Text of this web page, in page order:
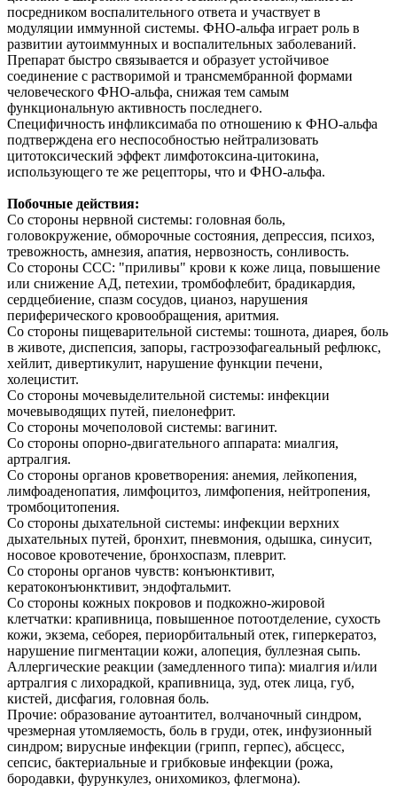
посредником воспалительного ответа и участвует в
модуляции иммунной системы. ФНО-альфа играет роль в
развитии аутоиммунных и воспалительных заболеваний.
Препарат быстро связывается и образует устойчивое
соединение с растворимой и трансмембранной формами
человеческого ФНО-альфа, снижая тем самым
функциональную активность последнего.
Специфичность инфликсимаба по отношению к ФНО-альфа
подтверждена его неспособностью нейтрализовать
цитотоксический эффект лимфотоксина-цитокина,
использующего те же рецепторы, что и ФНО-альфа.
Побочные действия:
Со стороны нервной системы: головная боль,
головокружение, обморочные состояния, депрессия, психоз,
тревожность, амнезия, апатия, нервозность, сонливость.
Со стороны ССС: "приливы" крови к коже лица, повышение
или снижение АД, петехии, тромбофлебит, брадикардия,
сердцебиение, спазм сосудов, цианоз, нарушения
периферического кровообращения, аритмия.
Со стороны пищеварительной системы: тошнота, диарея, боль
в животе, диспепсия, запоры, гастроэзофагеальный рефлюкс,
хейлит, дивертикулит, нарушение функции печени,
холецистит.
Со стороны мочевыделительной системы: инфекции
мочевыводящих путей, пиелонефрит.
Со стороны мочеполовой системы: вагинит.
Со стороны опорно-двигательного аппарата: миалгия,
артралгия.
Со стороны органов кроветворения: анемия, лейкопения,
лимфоаденопатия, лимфоцитоз, лимфопения, нейтропения,
тромбоцитопения.
Со стороны дыхательной системы: инфекции верхних
дыхательных путей, бронхит, пневмония, одышка, синусит,
носовое кровотечение, бронхоспазм, плеврит.
Со стороны органов чувств: конъюнктивит,
кератоконъюнктивит, эндофтальмит.
Со стороны кожных покровов и подкожно-жировой
клетчатки: крапивница, повышенное потоотделение, сухость
кожи, экзема, себорея, периорбитальный отек, гиперкератоз,
нарушение пигментации кожи, алопеция, буллезная сыпь.
Аллергические реакции (замедленного типа): миалгия и/или
артралгия с лихорадкой, крапивница, зуд, отек лица, губ,
кистей, дисфагия, головная боль.
Прочие: образование аутоантител, волчаночный синдром,
чрезмерная утомляемость, боль в груди, отек, инфузионный
синдром; вирусные инфекции (грипп, герпес), абсцесс,
сепсис, бактериальные и грибковые инфекции (рожа,
бородавки, фурункулез, онихомикоз, флегмона).